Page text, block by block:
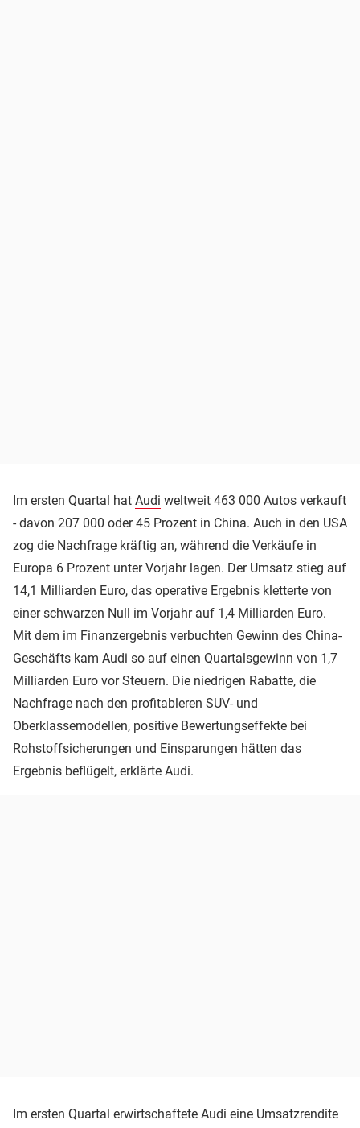
Im ersten Quartal hat Audi weltweit 463 000 Autos verkauft
- davon 207 000 oder 45 Prozent in China. Auch in den USA
zog die Nachfrage kräftig an, während die Verkäufe in
Europa 6 Prozent unter Vorjahr lagen. Der Umsatz stieg auf
14,1 Milliarden Euro, das operative Ergebnis kletterte von
einer schwarzen Null im Vorjahr auf 1,4 Milliarden Euro.
Mit dem im Finanzergebnis verbuchten Gewinn des China-
Geschäfts kam Audi so auf einen Quartalsgewinn von 1,7
Milliarden Euro vor Steuern. Die niedrigen Rabatte, die
Nachfrage nach den profitableren SUV- und
Oberklassemodellen, positive Bewertungseffekte bei
Rohstoffsicherungen und Einsparungen hätten das
Ergebnis beflügelt, erklärte Audi.
Im ersten Quartal erwirtschaftete Audi eine Umsatzrendite